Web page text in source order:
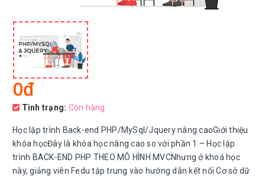
0đ
Tình trạng: Còn hàng
Học lập trình Back-end PHP/MySql/Jquery nâng caoGiới thiệu
khóa họcĐây là khóa học nâng cao so với phần 1 – Học lập
trình BACK-END PHP THEO MÔ HÌNH MVCNhưng ở khoá học
này, giảng viên Fedu tập trung vào hướng dẫn kết nối Cơ sở dữ